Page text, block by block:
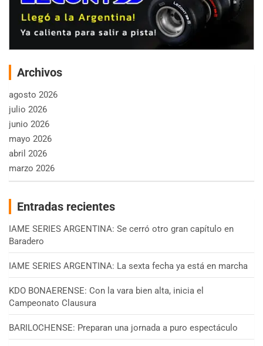
Archivos
agosto 2026
julio 2026
junio 2026
mayo 2026
abril 2026
marzo 2026
Entradas recientes
IAME SERIES ARGENTINA: Se cerró otro gran capítulo en
Baradero
IAME SERIES ARGENTINA: La sexta fecha ya está en marcha
KDO BONAERENSE: Con la vara bien alta, inicia el
Campeonato Clausura
BARILOCHENSE: Preparan una jornada a puro espectáculo